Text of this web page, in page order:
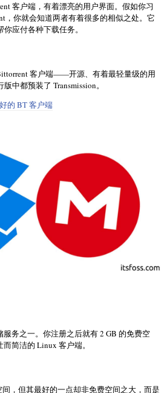
客户端，有着漂亮的用户界面。假如你习
，你就会知道两者有着很多的相似之处。它
应付各种下载任务。
客户端——开源、有着最轻量级的用
中都预装了 Transmission。
的 BT 客户端
务之一。你注册之后就有 2 GB 的免费空
简洁的 Linux 客户端。
，但其最好的一点却非免费空间之大，而是